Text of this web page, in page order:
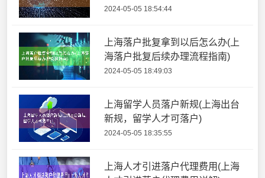
2024-05-05 18:54:44
上海落户批复拿到以后怎么办(上
海落户批复后续办理流程指南)
2024-05-05 18:49:03
上海留学人员落户新规(上海出台
新规，留学人才可落户)
2024-05-05 18:35:55
上海人才引进落户代理费用(上海